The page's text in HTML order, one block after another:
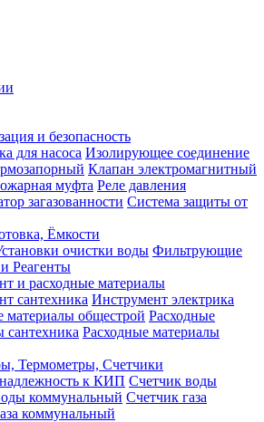
и безопасность
для насоса Изолирующее соединение
Клапан электромагнитный
муфта Реле давления
загазованности Система защиты от
Ёмкости
очистки воды Фильтрующие
Реагенты
и расходные материалы
сантехника Инструмент электрика
материалы общестрой Расходные
сантехника Расходные материалы
Термометры, Счетчики
к КИП Счетчик воды
коммунальный Счетчик газа
коммунальный